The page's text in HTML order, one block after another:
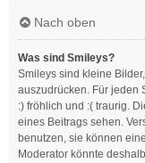
Nach oben
Was sind Smileys?
Smileys sind kleine
auszudrücken. Für jeden
:) fröhlich und :( traurig.
eines Beitrags sehen.
benutzen, sie können
Moderator könnte